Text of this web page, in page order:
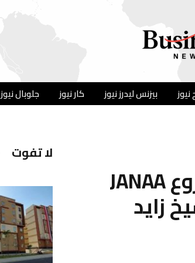
نيوز بيزنس ليدرز نيوز كار نيوز جلوبال نيوز
وزير الإسكان يتابع تقدم الأعمال بمشروع JANAA
زايد
لا تفوت